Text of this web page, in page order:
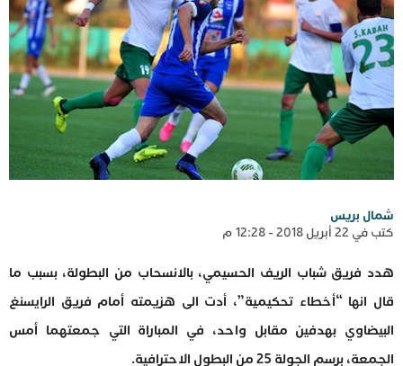
شمال بريس
كتب في 22 أبريل 2018 - 12:28 م
هدد فريق شباب الريف الحسيمي، بالانسحاب من البطولة، بسبب ما
قال انها “أخطاء تحكيمية”، أدت الى هزيمته أمام فريق الرايسنغ
البيضاوي بهدفين مقابل واحد، في المباراة التي جمعتهما أمس
الجمعة، برسم الجولة 25 من البطول الاحترافية.